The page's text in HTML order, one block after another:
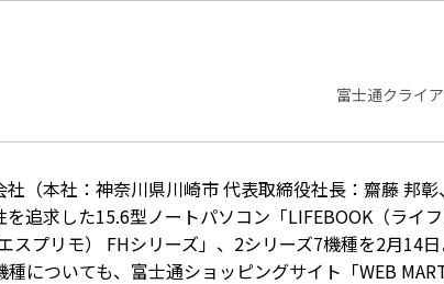
富士通クライ
（本社：神奈川県川崎市 代表取締役社長：齋藤 邦彰
追求した15.6型ノートパソコン「LIFEBOOK（ライフ
スプリモ） FHシリーズ」、2シリーズ7機種を2月14
についても、富士通ショッピングサイト「WEB